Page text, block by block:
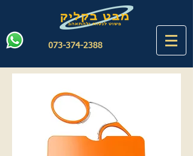
073-374-2388